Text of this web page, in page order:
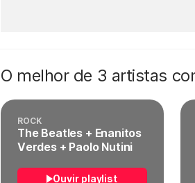
O melhor de 3 artistas
ROCK
The Beatles + Enanitos
Verdes + Paolo Nutini
Ouvir playlist